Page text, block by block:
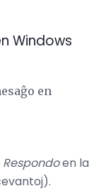
Windows
en
Respondoen la